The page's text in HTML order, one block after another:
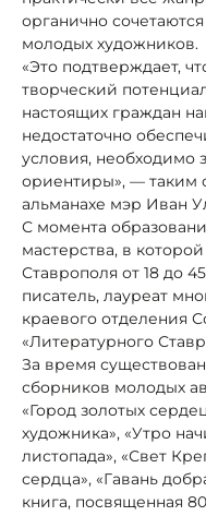
органично
молодых художников.
«Это подтверждает,
творческий
настоящих граждан
недостаточно
условия, необходимо
ориентиры», — таким
альманахе мэр Иван
С момента
мастерства, в
Ставрополя от 18 до
писатель, лауреат
краевого отделения
«Литературного
За время
сборников молодых
«Город золотых
художника», «Утро
листопада», «Свет
сердца», «Гавань
книга, посвященная